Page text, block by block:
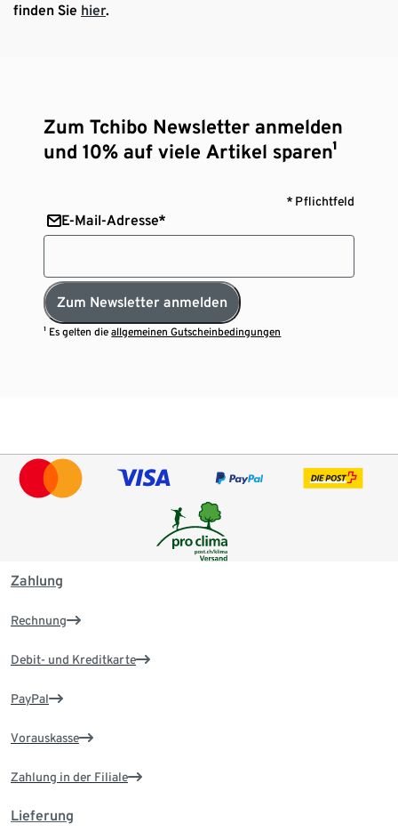
finden Sie hier.
Zum Tchibo Newsletter anmelden
und 10% auf viele Artikel sparen¹
* Pflichtfeld
E-Mail-Adresse*
Zum Newsletter anmelden
¹ Es gelten dieallgemeinen Gutscheinbedingungen
Zahlung
Rechnung
Debit- und Kreditkarte
PayPal
Vorauskasse
Zahlung in der Filiale
Lieferung